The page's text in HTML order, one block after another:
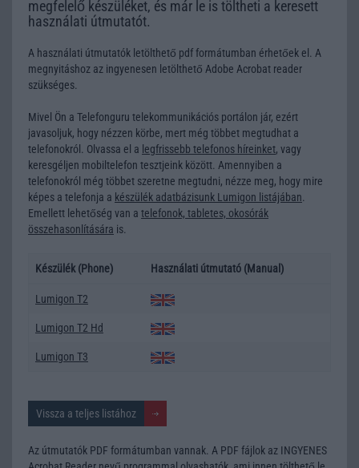
megfelelő készüléket, és már le is töltheti a keresett
használati útmutatót.
A használati útmutatók letölthető pdf formátumban érhetőek el. A
megnyitáshoz az ingyenesen letölthető Adobe Acrobat reader
szükséges.
Mivel Ön a Telefonguru telekommunikációs portálon jár, ezért
javasoljuk, hogy nézzen körbe, mert még többet megtudhat a
telefonokról. Olvassa el a legfrissebb telefonos híreinket, vagy
keresgéljen mobiltelefon tesztjeink között. Amennyiben a
telefonokról még többet szeretne megtudni, nézze meg, hogy mire
képes a telefonja a készülék adatbázisunk Lumigon listájában
Emellett lehetőség van a telefonok, tabletes, okosórák
összehasonlítására is.
Készülék (Phone) Használati útmutató (Manual)
Lumigon T2
Lumigon T2 Hd
Lumigon T3
Vissza a teljes listához
Az útmutatók PDF formátumban vannak. A PDF fájlok az INGYENES